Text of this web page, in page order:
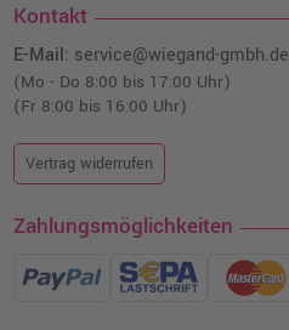
Kontakt
E-Mail: service@wiegand-gmbh.de
(Mo - Do 8:00 bis 17:00 Uhr)
(Fr 8:00 bis 16:00 Uhr)
Vertrag widerrufen
Zahlungsmöglichkeiten